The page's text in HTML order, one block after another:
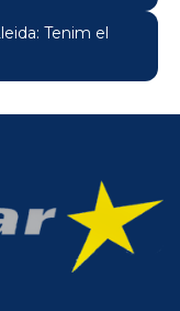
Tenim el